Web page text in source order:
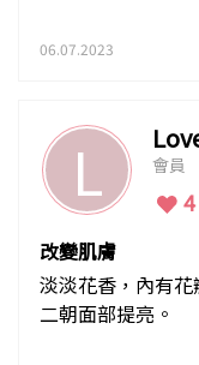
06.07.2023
L 會員
4
改變肌膚
淡淡花香，內有
二朝面部提亮。